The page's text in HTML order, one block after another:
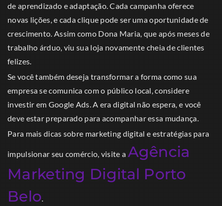
de aprendizado e adaptação. Cada campanha oferece
novas lições, e cada clique pode ser uma oportunidade de
crescimento. Assim como Dona Maria, que após meses de
trabalho árduo, viu sua loja novamente cheia de clientes
felizes.
Se você também deseja transformar a forma como sua
empresa se comunica com o público local, considere
investir em Google Ads. A era digital não espera, e você
deve estar preparado para acompanhar essa mudança.
Para mais dicas sobre marketing digital e estratégias para
impulsionar seu comércio, visite a Agência
Marketing Digital Porto
Belo.